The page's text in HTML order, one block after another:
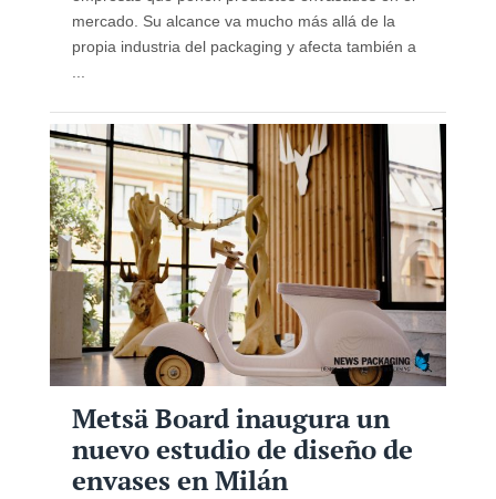
mercado. Su alcance va mucho más allá de la
propia industria del packaging y afecta también a
Metsä Board inaugura un
nuevo estudio de diseño de
envases en Milán